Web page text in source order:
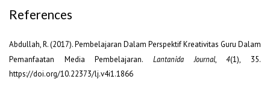
References
Abdullah, R. (2017). Pembelajaran Dalam Perspektif Kreativitas Guru Dalam
Pemanfaatan Media Pembelajaran. Lantanida Journal,4(1), 35.
https://doi.org/10.22373/lj.v4i1.1866